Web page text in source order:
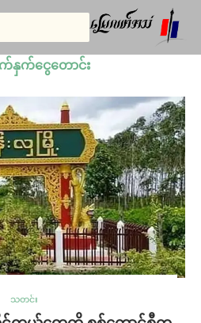
နှက်ငွေတောင်း
သတင်း